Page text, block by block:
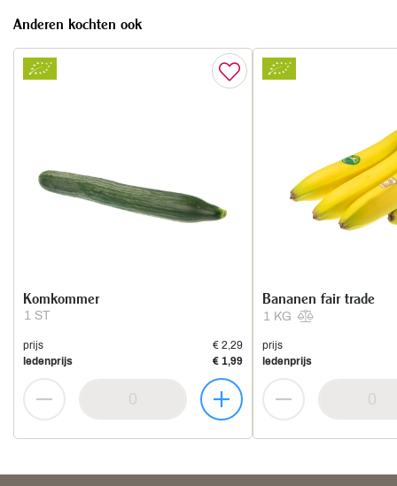
Anderen kochten ook
1 ST
Komkommer
prijs
€ 2,29
ledenprijs
€ 1,99
1 KG
Bananen fair trade
prijs
ledenprijs